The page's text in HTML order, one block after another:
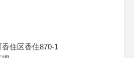
住区香住870-1